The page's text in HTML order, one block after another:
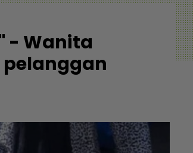
- Wanita